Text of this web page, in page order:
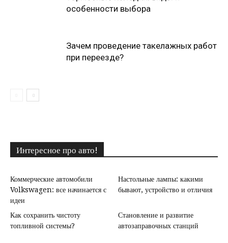
особенности выбора
Зачем проведение такелажных работ
при переезде?
Интересное про авто!
Коммерческие автомобили
Volkswagen: все начинается с
идеи
Настольные лампы: какими
бывают, устройство и отличия
Как сохранить чистоту
топливной системы?
Становление и развитие
автозаправочных станций